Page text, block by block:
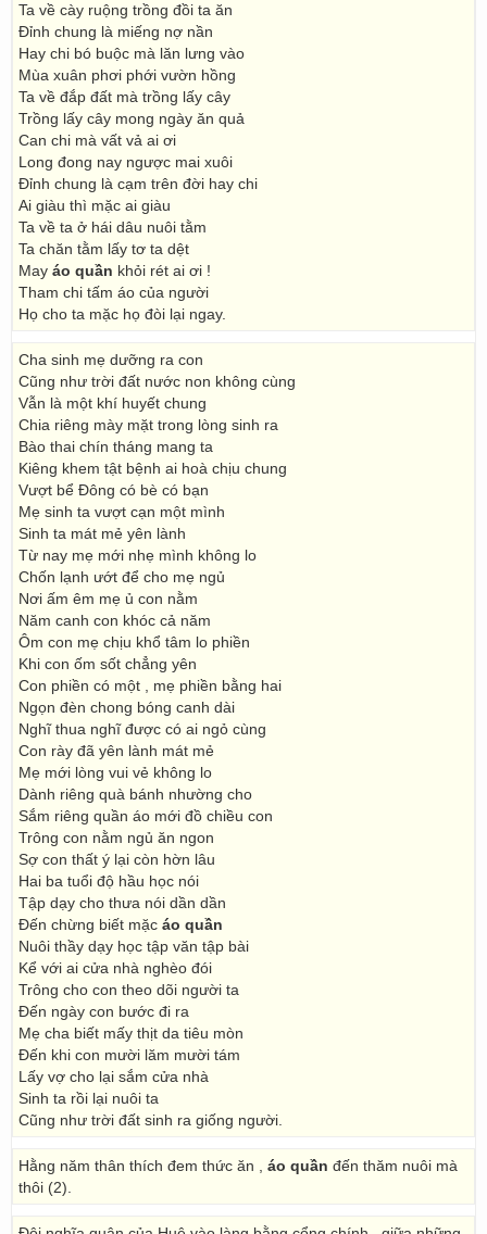
Ta về cày ruộng trồng đồi ta ăn
Đỉnh chung là miếng nợ nần
Hay chi bó buộc mà lăn lưng vào
Mùa xuân phơi phới vườn hồng
Ta về đắp đất mà trồng lấy cây
Trồng lấy cây mong ngày ăn quả
Can chi mà vất vả ai ơi
Long đong nay ngược mai xuôi
Đỉnh chung là cạm trên đời hay chi
Ai giàu thì mặc ai giàu
Ta về ta ở hái dâu nuôi tằm
Ta chăn tằm lấy tơ ta dệt
May áo quần khỏi rét ai ơi !
Tham chi tấm áo của người
Họ cho ta mặc họ đòi lại ngay.
Cha sinh mẹ dưỡng ra con
Cũng như trời đất nước non không cùng
Vẫn là một khí huyết chung
Chia riêng mày mặt trong lòng sinh ra
Bào thai chín tháng mang ta
Kiêng khem tật bệnh ai hoà chịu chung
Vượt bể Đông có bè có bạn
Mẹ sinh ta vượt cạn một mình
Sinh ta mát mẻ yên lành
Từ nay mẹ mới nhẹ mình không lo
Chốn lạnh ướt để cho mẹ ngủ
Nơi ấm êm mẹ ủ con nằm
Năm canh con khóc cả năm
Ôm con mẹ chịu khổ tâm lo phiền
Khi con ốm sốt chẳng yên
Con phiền có một , mẹ phiền bằng hai
Ngọn đèn chong bóng canh dài
Nghĩ thua nghĩ được có ai ngỏ cùng
Con rày đã yên lành mát mẻ
Mẹ mới lòng vui vẻ không lo
Dành riêng quà bánh nhường cho
Sắm riêng quần áo mới đồ chiều con
Trông con nằm ngủ ăn ngon
Sợ con thất ý lại còn hờn lâu
Hai ba tuổi độ hầu học nói
Tập dạy cho thưa nói dần dần
Đến chừng biết mặc áo quần
Nuôi thầy dạy học tập văn tập bài
Kể với ai cửa nhà nghèo đói
Trông cho con theo dõi người ta
Đến ngày con bước đi ra
Mẹ cha biết mấy thịt da tiêu mòn
Đến khi con mười lăm mười tám
Lấy vợ cho lại sắm cửa nhà
Sinh ta rồi lại nuôi ta
Cũng như trời đất sinh ra giống người.
Hằng năm thân thích đem thức ăn , áo quần đến thăm nuôi mà
thôi (2).